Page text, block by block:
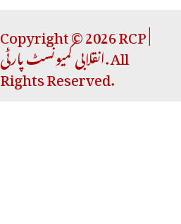
Copyright © 2026 RCP |
انقلابی کمیونسٹ پارٹی. All
Rights Reserved.